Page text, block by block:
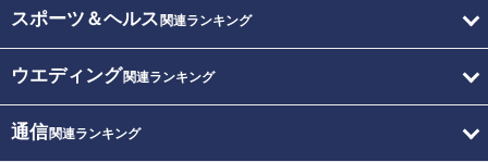
スポーツ＆ヘルス 関連ランキング
ウエディング関連ランキング
通信関連ランキング